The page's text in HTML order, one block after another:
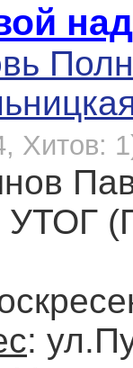
Хитов:
УТОГ
: